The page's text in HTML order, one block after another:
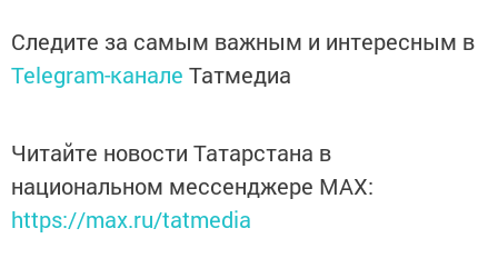
Следите за самым важным и интересным в
Telegram-канале Татмедиа
Читайте новости Татарстана в
национальном мессенджере MАХ:
https://max.ru/tatmedia